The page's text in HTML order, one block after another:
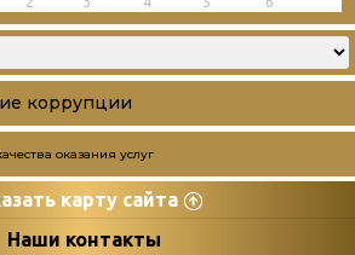
коррупции
оказания услуг
карту сайта
Наши контакты